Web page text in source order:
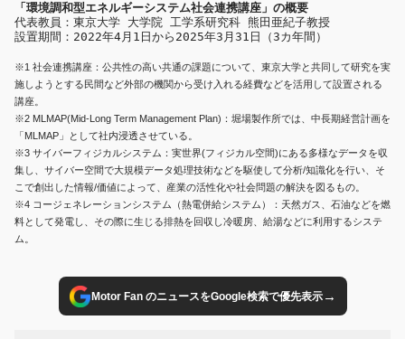
「環境調和型エネルギーシステム社会連携講座」の概要
代表教員：東京大学 大学院 工学系研究科 熊田亜紀子教授
設置期間：2022年4月1日から2025年3月31日（3カ年間）
※1 社会連携講座：公共性の高い共通の課題について、東京大学と共同して研究を実
施しようとする民間など外部の機関から受け入れる経費などを活用して設置される
講座。
※2 MLMAP(Mid-Long Term Management Plan)：堀場製作所では、中長期経営計画を
「MLMAP」として社内浸透させている。
※3 サイバーフィジカルシステム：実世界(フィジカル空間)にある多様なデータを収
集し、サイバー空間で大規模データ処理技術などを駆使して分析/知識化を行い、そ
こで創出した情報/価値によって、産業の活性化や社会問題の解決を図るもの。
※4 コージェネレーションシステム（熱電併給システム）：天然ガス、石油などを燃
料として発電し、その際に生じる排熱を回収し冷暖房、給湯などに利用するシステ
ム。
Motor Fan のニュースをGoogle検索で優先表示→